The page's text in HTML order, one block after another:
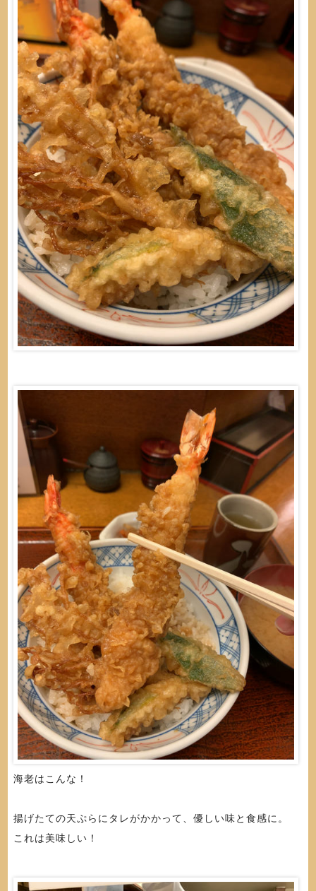
海老はこんな！
揚げたての天ぷらにタレがかかって、優しい味と食感に。
これは美味しい！